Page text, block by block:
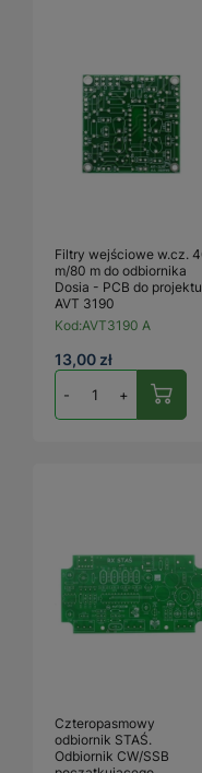
Filtry wejściowe w.cz.
m/80 m do odbiornika
Dosia - PCB do projektu
AVT 3190
Kod:AVT3190 A
13,00 zł
- +
Czteropasmowy
odbiornik STAŚ.
Odbiornik CW/SSB